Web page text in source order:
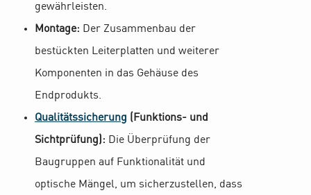
gewährleisten.
Montage: Der Zusammenbau der
bestückten Leiterplatten und weiterer
Komponenten in das Gehäuse des
Endprodukts.
Qualitätssicherung (Funktions- und
Sichtprüfung): Die Überprüfung der
Baugruppen auf Funktionalität und
optische Mängel, um sicherzustellen, dass